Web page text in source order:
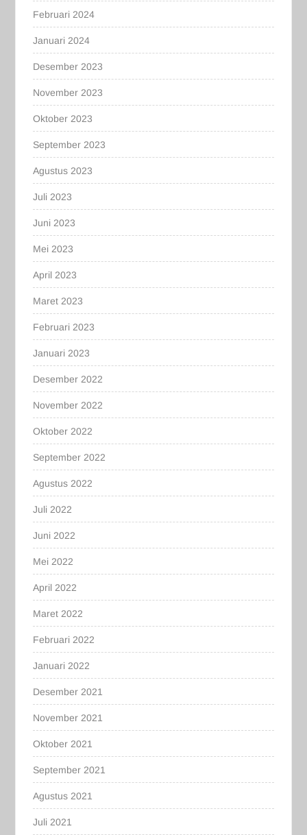
Februari 2024
Januari 2024
Desember 2023
November 2023
Oktober 2023
September 2023
Agustus 2023
Juli 2023
Juni 2023
Mei 2023
April 2023
Maret 2023
Februari 2023
Januari 2023
Desember 2022
November 2022
Oktober 2022
September 2022
Agustus 2022
Juli 2022
Juni 2022
Mei 2022
April 2022
Maret 2022
Februari 2022
Januari 2022
Desember 2021
November 2021
Oktober 2021
September 2021
Agustus 2021
Juli 2021